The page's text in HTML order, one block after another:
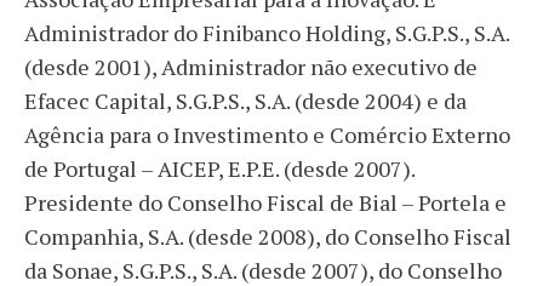
Administrador do Finibanco Holding, S.G.P.S., S.A.
(desde 2001), Administrador não executivo de
Efacec Capital, S.G.P.S., S.A. (desde 2004) e da
Agência para o Investimento e Comércio Externo
de Portugal – AICEP, E.P.E. (desde 2007).
Presidente do Conselho Fiscal de Bial – Portela e
Companhia, S.A. (desde 2008), do Conselho Fiscal
da Sonae, S.G.P.S., S.A. (desde 2007), do Conselho